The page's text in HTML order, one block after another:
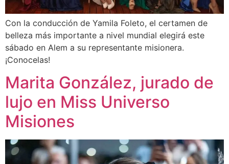
Con la conducción de Yamila Foleto, el certamen de
belleza más importante a nivel mundial elegirá este
sábado en Alem a su representante misionera.
¡Conocelas!
Marita González, jurado de
lujo en Miss Universo
Misiones